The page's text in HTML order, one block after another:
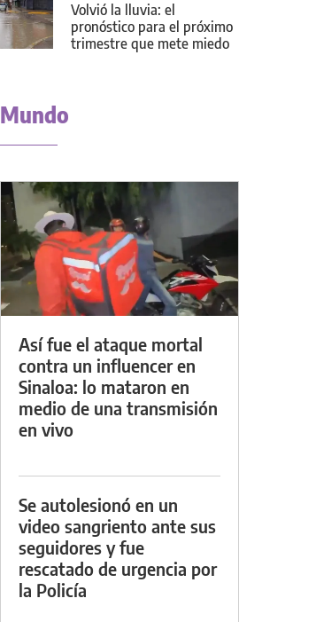
Volvió la lluvia: el
pronóstico para el próximo
trimestre que mete miedo
Mundo
Así fue el ataque mortal
contra un influencer en
Sinaloa: lo mataron en
medio de una transmisión
en vivo
Se autolesionó en un
video sangriento ante sus
seguidores y fue
rescatado de urgencia por
la Policía